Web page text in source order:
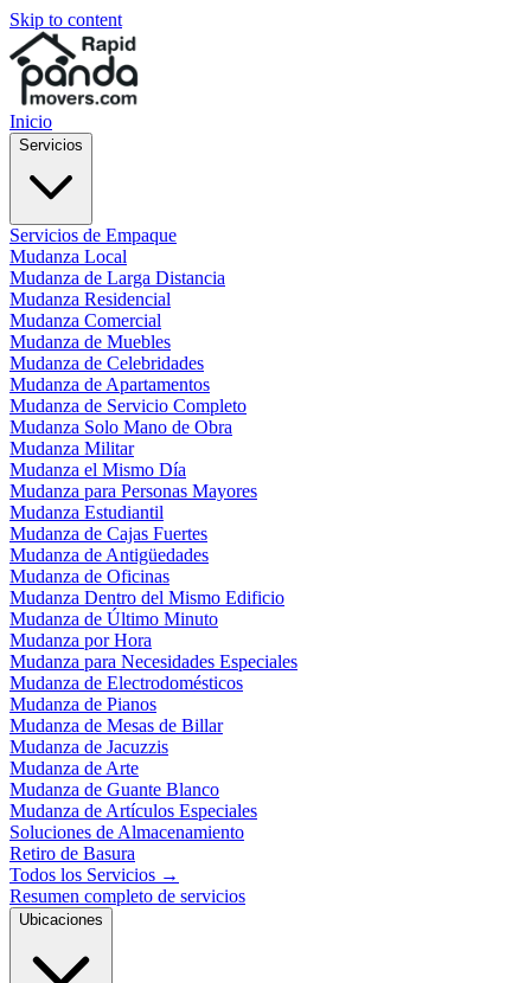
Skip to content
Inicio
Servicios
Servicios de Empaque
Mudanza Local
Mudanza de Larga Distancia
Mudanza Residencial
Mudanza Comercial
Mudanza de Muebles
Mudanza de Celebridades
Mudanza de Apartamentos
Mudanza de Servicio Completo
Mudanza Solo Mano de Obra
Mudanza Militar
Mudanza el Mismo Día
Mudanza para Personas Mayores
Mudanza Estudiantil
Mudanza de Cajas Fuertes
Mudanza de Antigüedades
Mudanza de Oficinas
Mudanza Dentro del Mismo Edificio
Mudanza de Último Minuto
Mudanza por Hora
Mudanza para Necesidades Especiales
Mudanza de Electrodomésticos
Mudanza de Pianos
Mudanza de Mesas de Billar
Mudanza de Jacuzzis
Mudanza de Arte
Mudanza de Guante Blanco
Mudanza de Artículos Especiales
Soluciones de Almacenamiento
Retiro de Basura
Todos los Servicios →
Resumen completo de servicios
Ubicaciones